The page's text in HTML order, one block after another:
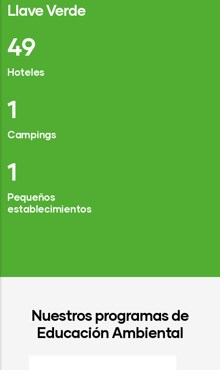
Llave Verde
76
Hoteles
2
Campings
1
Pequeños
establecimientos
Nuestros programas de
Educación Ambiental